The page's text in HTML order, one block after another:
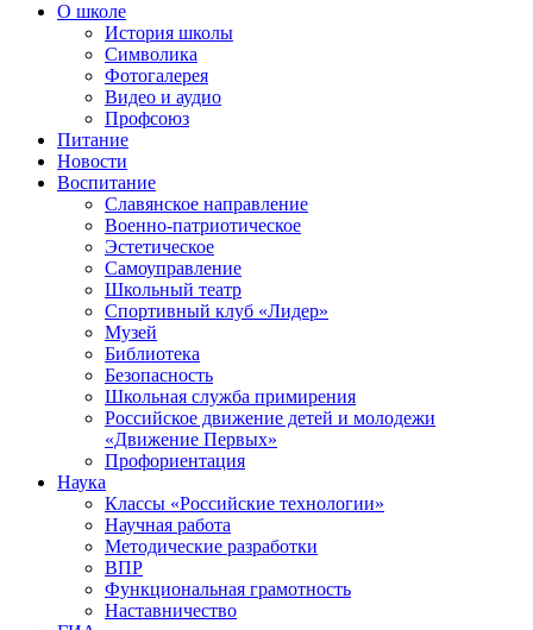
О школе
История школы
Символика
Фотогалерея
Видео и аудио
Профсоюз
Питание
Новости
Воспитание
Славянское направление
Военно-патриотическое
Эстетическое
Самоуправление
Школьный театр
Спортивный клуб «Лидер»
Музей
Библиотека
Безопасность
Школьная служба примирения
Российское движение детей и молодежи
«Движение Первых»
Профориентация
Наука
Классы «Российские технологии»
Научная работа
Методические разработки
ВПР
Функциональная грамотность
Наставничество